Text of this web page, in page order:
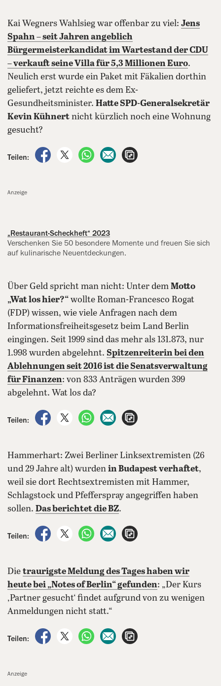
Kai Wegners Wahlsieg war offenbar zu viel: Jens
Spahn – seit Jahren angeblich
Bürgermeisterkandidat im Wartestand der CDU
– verkauft seine Villa für 5,3 Millionen Euro.
Neulich erst wurde ein Paket mit Fäkalien dorthin
geliefert, jetzt reichte es dem Ex-
Gesundheitsminister. Hatte SPD-Generalsekretär
Kevin Kühnert nicht kürzlich noch eine Wohnung
gesucht?
Teilen:
auf Facebook teilen
auf X teilenper WhatsApp teilen
per E-Mail teilen
Anzeige
„Restaurant-Scheckheft“ 2023
Verschenken Sie 50 besondere Momente und freuen Sie sich
auf kulinarische Neuentdeckungen.
Über Geld spricht man nicht: Unter dem Motto
„Wat los hier?“ wollte Roman-Francesco Rogat
(FDP) wissen, wie viele Anfragen nach dem
Informationsfreiheitsgesetz beim Land Berlin
eingingen. Seit 1999 sind das mehr als 131.873, nur
1.998 wurden abgelehnt. Spitzenreiterin bei den
Ablehnungen seit 2016 ist die Senatsverwaltung
für Finanzen: von 833 Anträgen wurden 399
abgelehnt. Wat los da?
Teilen:
auf Facebook teilen
auf X teilenper WhatsApp teilen
per E-Mail teilen
Hammerhart: Zwei Berliner Linksextremisten (26
und 29 Jahre alt) wurden in Budapest verhaftet,
weil sie dort Rechtsextremisten mit Hammer,
Schlagstock und Pfefferspray angegriffen haben
sollen. Das berichtet die BZ.
Teilen:
auf Facebook teilen
auf X teilenper WhatsApp teilen
per E-Mail teilen
Die traurigste Meldung des Tages haben wir
heute bei „Notes of Berlin“ gefunden: „Der Kurs
‚Partner gesucht‘ findet aufgrund von zu wenigen
Anmeldungen nicht statt.“
Teilen:
auf Facebook teilen
auf X teilenper WhatsApp teilen
per E-Mail teilen
Anzeige